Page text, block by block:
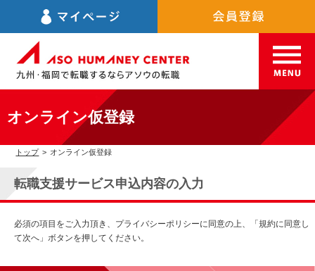
オンライン仮登録
トップ > オンライン仮登録
転職支援サービス申込内容の入力
必須の項目をご入力頂き、プライバシーポリシーに同意の上、「規約に同意し
て次へ」ボタンを押してください。